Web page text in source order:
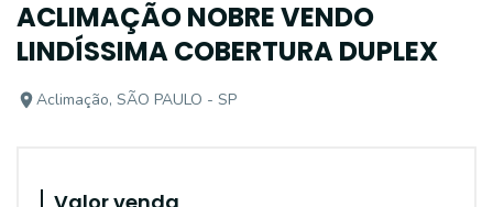
ACLIMAÇÃO NOBRE VENDO
LINDÍSSIMA COBERTURA DUPLEX
Aclimação, SÃO PAULO - SP